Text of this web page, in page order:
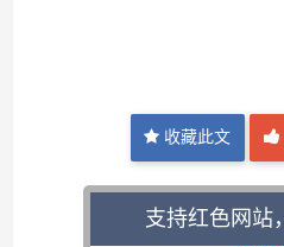
收藏此文
支持红色网站